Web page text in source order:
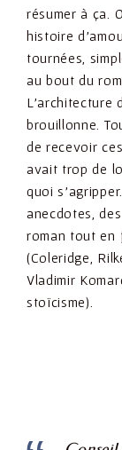
résumer à ça.
histoire
tournées,
au bout du
L’architecture
brouillonne.
de recevoir
avait trop de
quoi
anecdotes,
roman tout en
(Coleridge,
Vladimir
stoïcisme).